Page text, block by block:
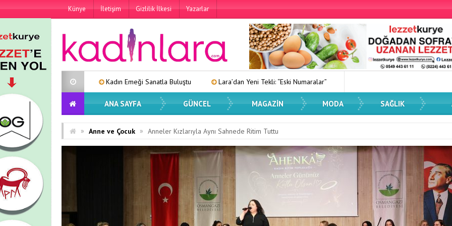
Künye İletişim Gizlilik İlkesi Yazarlar
Kadın Emeği Sanatla Buluştu Lara’dan Yeni Tekli: “Eski Numaralar” Kadın Dostu Kentler Eğitimi Düzenlendi Spor
ANA SAYFA GÜNCEL MAGAZIN MODA SAĞLIK
» Anne ve Çocuk » Anneler Kızlarıyla Aynı Sahnede Ritim Tuttu